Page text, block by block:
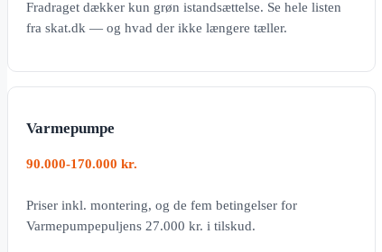
Fradraget dækker kun grøn istandsættelse. Se hele listen
fra skat.dk — og hvad der ikke længere tæller.
Varmepumpe
90.000-170.000 kr.
Priser inkl. montering, og de fem betingelser for
Varmepumpepuljens 27.000 kr. i tilskud.